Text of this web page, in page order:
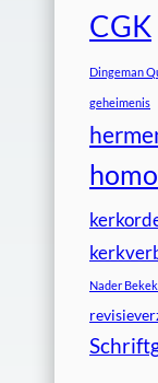
CGK
Dingeman
geheimenis
Nader